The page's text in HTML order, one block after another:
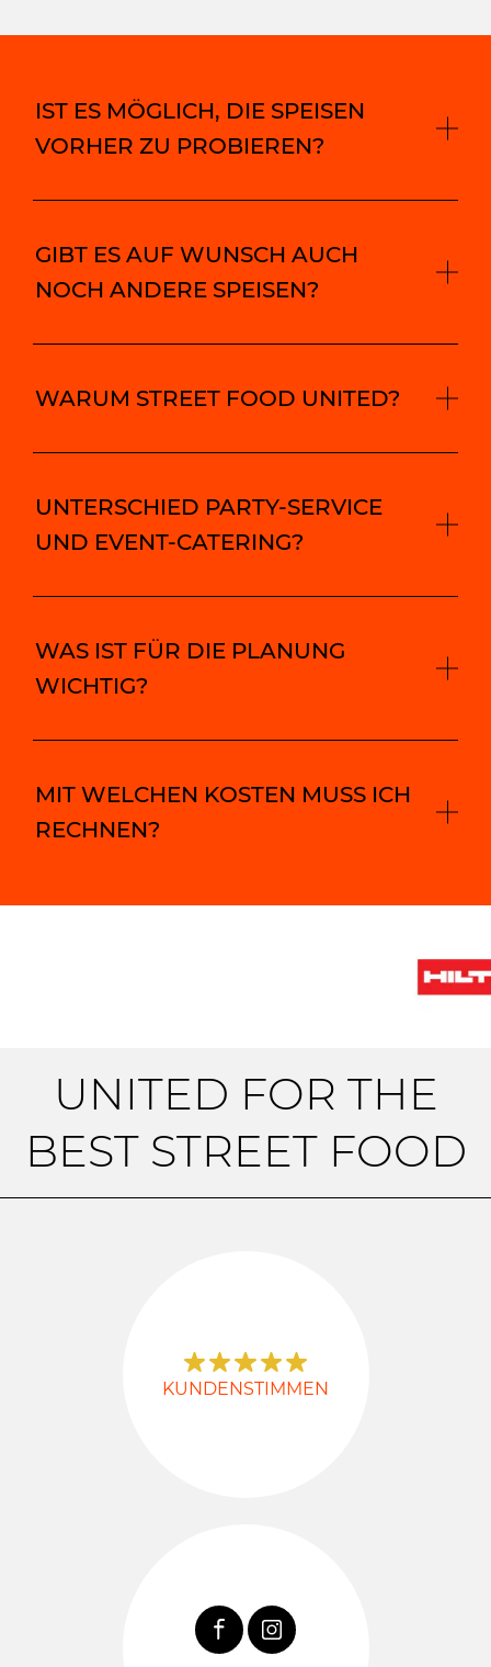
IST ES MÖGLICH, DIE SPEISEN
VORHER ZU PROBIEREN?
GIBT ES AUF WUNSCH AUCH
NOCH ANDERE SPEISEN?
WARUM STREET FOOD UNITED?
UNTERSCHIED PARTY-SERVICE
UND EVENT-CATERING?
WAS IST FÜR DIE PLANUNG
WICHTIG?
MIT WELCHEN KOSTEN MUSS ICH
RECHNEN?
UNITED FOR THE
BEST STREET FOOD
KUNDENSTIMMEN